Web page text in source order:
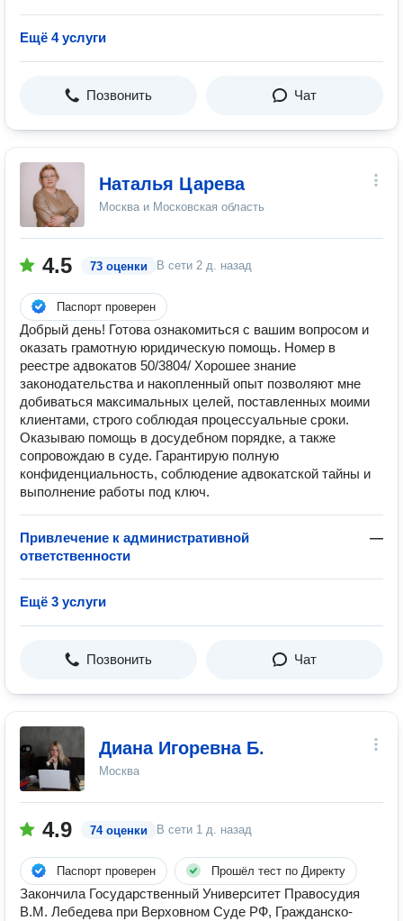
Ещё 4 услуги
Позвонить Чат
Наталья Царева
Москва и Московская область
4.5 73 оценки В сети 2 д. назад
Паспорт проверен
Добрый день! Готова ознакомиться с вашим вопросом и
оказать грамотную юридическую помощь. Номер в
реестре адвокатов 50/3804/ Хорошее знание
законодательства и накопленный опыт позволяют мне
добиваться максимальных целей, поставленных моими
клиентами, строго соблюдая процессуальные сроки.
Оказываю помощь в досудебном порядке, а также
сопровождаю в суде. Гарантирую полную
конфиденциальность, соблюдение адвокатской тайны и
выполнение работы под ключ.
Привлечение к административной
ответственности
—
Ещё 3 услуги
Позвонить Чат
Диана Игоревна Б.
Москва
4.9 74 оценки В сети 1 д. назад
Паспорт проверен Прошёл тест по Директу
Закончила Государственный Университет Правосудия
В.М. Лебедева при Верховном Суде РФ, Гражданско-